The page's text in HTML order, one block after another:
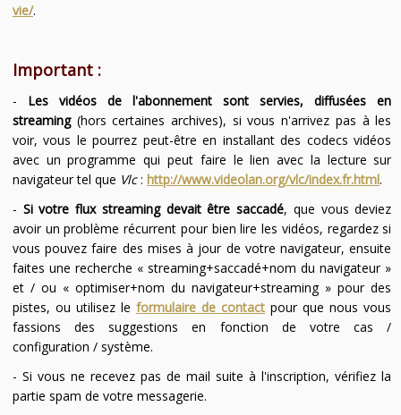
vie/.
Important :
- Les vidéos de l'abonnement sont servies, diffusées en
streaming(hors certaines archives), si vous n'arrivez pas à les
voir, vous le pourrez peut-être en installant des codecs vidéos
avec un programme qui peut faire le lien avec la lecture sur
navigateur tel que Vlc: http://www.videolan.org/vlc/index.fr.html.
- Si votre flux streaming devait être saccadé, que vous deviez
avoir un problème récurrent pour bien lire les vidéos, regardez si
vous pouvez faire des mises à jour de votre navigateur, ensuite
faites une recherche « streaming+saccadé+nom du navigateur »
et / ou « optimiser+nom du navigateur+streaming » pour des
pistes, ou utilisez leformulaire de contact pour que nous vous
fassions des suggestions en fonction de votre cas /
configuration / système.
- Si vous ne recevez pas de mail suite à l'inscription, vérifiez la
partie spam de votre messagerie.